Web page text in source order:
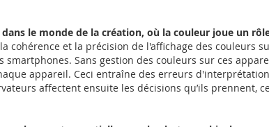
le monde de la création, où la couleur joue un
cohérence et la précision de l'affichage des
smartphones. Sans gestion des couleurs sur ces
appareil. Ceci entraîne des erreurs
affectent ensuite les décisions qu’ils